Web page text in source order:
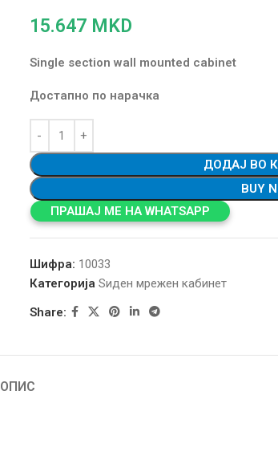
15.647 MKD
Single section wall mounted cabinet
Достапно по нарачка
ДОДАЈ ВО
BUY
ПРАШАЈ МЕ НА WHATSAPP
Шифра: 10033
Категорија Ѕиден мрежен кабинет
Share:
ОПИС